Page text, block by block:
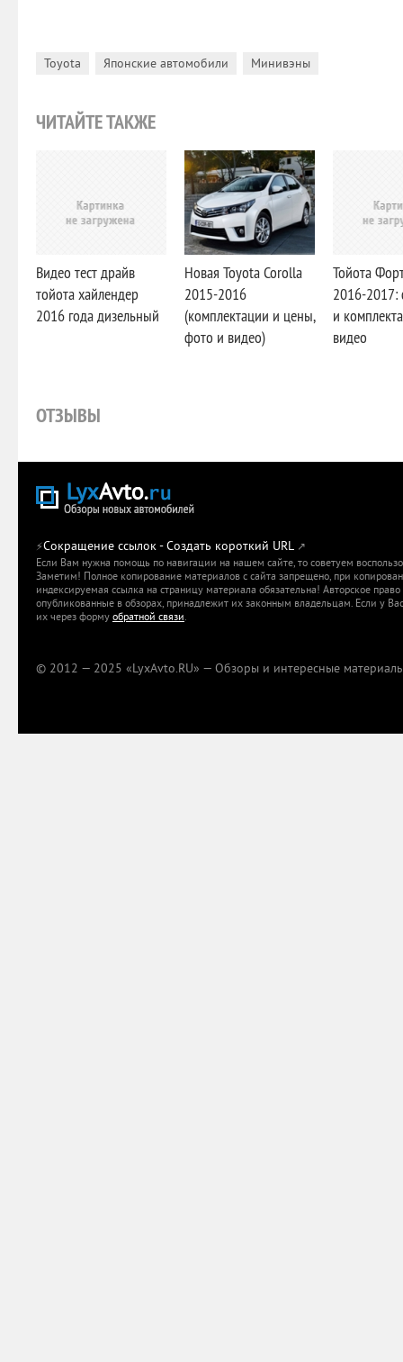
Toyota Японские автомобили Минивэны
ЧИТАЙТЕ ТАКЖЕ
Видео тест драйв
тойота хайлендер
2016 года дизельный
Новая Toyota Corolla
2015-2016
(комплектации и цены,
фото и видео)
Тойота
2016-2017:
и
видео
ОТЗЫВЫ
⚡Сокращение ссылок - Создать короткий URL ↗
Если Вам нужна помощь по навигации на нашем сайте, то советуем
Заметим! Полное копирование материалов с сайта запрещено, при
индексируемая ссылка на страницу материала обязательна! Авторское
опубликованные в обзорах, принадлежит их законным владельцам. Если у
их через форму обратной связи.
© 2012 — 2025 «LyxAvto.RU» — Обзоры и интересные